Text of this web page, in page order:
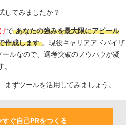
してみましたか？
で あなたの強みを最大限にアピール
作成します 。現役キャリアアドバイザ
ルなので、選考突破のノウハウが凝
。
まずツールを活用してみましょう。
すぐ自己PRをつくる